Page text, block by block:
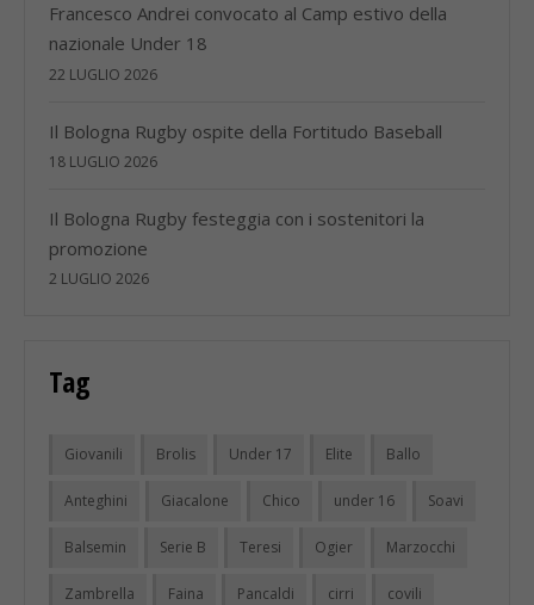
Francesco Andrei convocato al Camp estivo della
nazionale Under 18
22 LUGLIO 2026
Il Bologna Rugby ospite della Fortitudo Baseball
18 LUGLIO 2026
Il Bologna Rugby festeggia con i sostenitori la
promozione
2 LUGLIO 2026
Tag
Giovanili Brolis Under 17 Elite Ballo
Anteghini Giacalone Chico under 16 Soavi
Balsemin Serie B Teresi Ogier Marzocchi
Zambrella Faina Pancaldi cirri covili